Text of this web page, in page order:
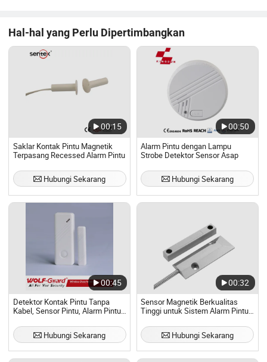
Hal-hal yang Perlu Dipertimbangkan
00:15
Saklar Kontak Pintu Magnetik
Terpasang Recessed Alarm Pintu
Hubungi Sekarang
00:50
Alarm Pintu dengan Lampu
Strobe Detektor Sensor Asap
Hubungi Sekarang
00:45
Detektor Kontak Pintu Tanpa
Kabel, Sensor Pintu, Alarm Pintu
Hubungi Sekarang
00:32
Sensor Magnetik Berkualitas
Tinggi untuk Sistem Alarm Pintu
Hubungi Sekarang